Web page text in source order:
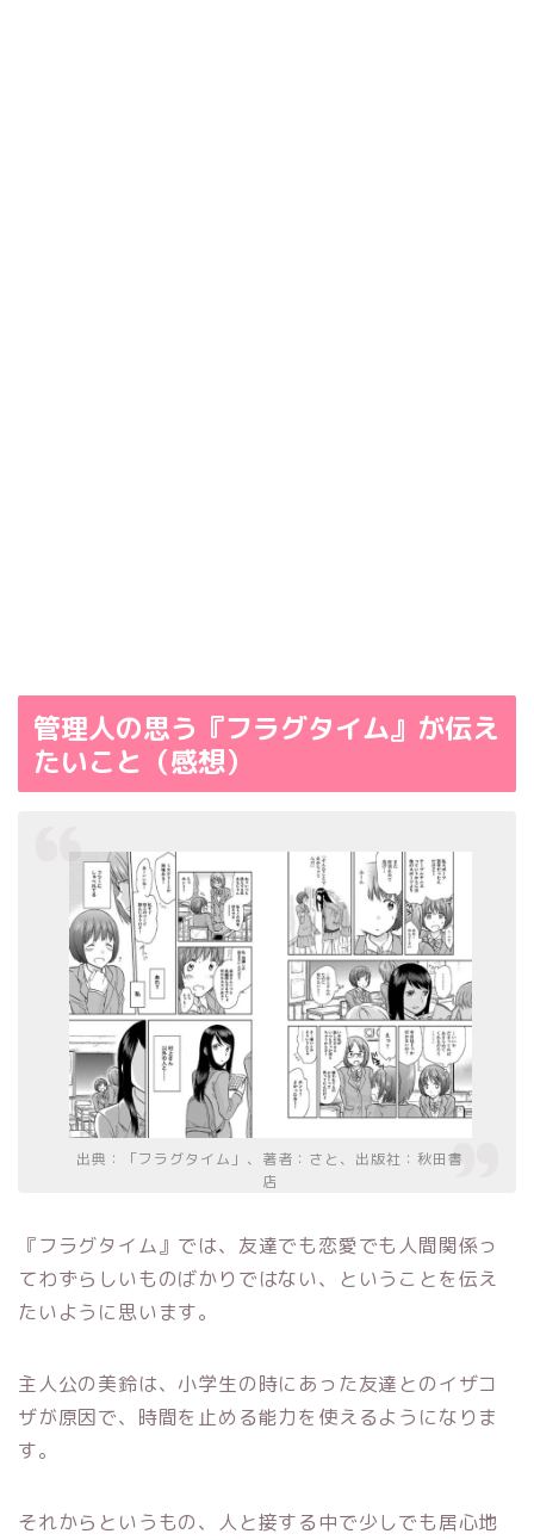
管理人の思う『フラグタイム』が伝え
たいこと（感想）
出典：「フラグタイム」、著者：さと、出版社：秋田書
店
『フラグタイム』では、友達でも恋愛でも人間関係っ
てわずらしいものばかりではない、ということを伝え
たいように思います。
主人公の美鈴は、小学生の時にあった友達とのイザコ
ザが原因で、時間を止める能力を使えるようになりま
す。
それからというもの、人と接する中で少しでも居心地